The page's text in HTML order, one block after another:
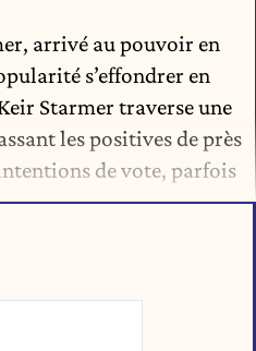
arrivé au pouvoir en
s’effondrer en
Starmer traverse une
les positives de près
de vote, parfois